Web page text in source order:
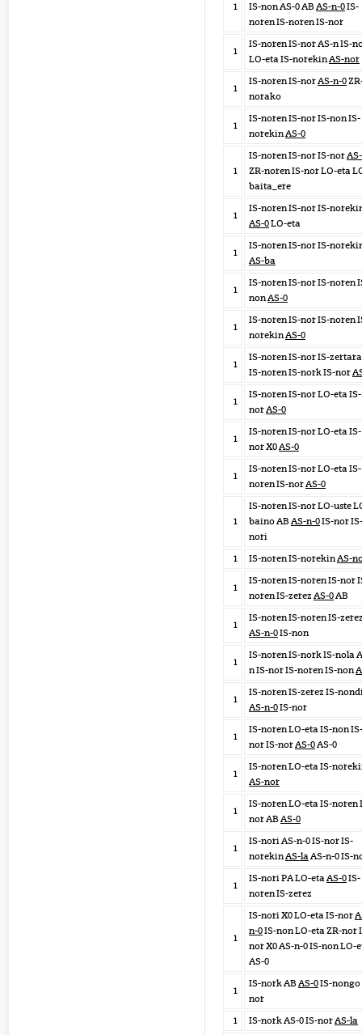
1
IS-non AS-0 AB AS-n-0IS-
noren IS-noren IS-nor
1
IS-noren IS-nor AS-n IS-
LO-eta IS-norekinAS-nor
1
IS-noren IS-norAS-n-0
norako
1
IS-noren IS-nor IS-non IS-
norekinAS-0
1
IS-noren IS-nor IS-nor
ZR-noren IS-nor LO-eta
baita_ere
1
IS-noren IS-nor IS-
AS-0LO-eta
1
IS-noren IS-nor IS-
AS-ba
1
IS-noren IS-nor IS-noren
nonAS-0
1
IS-noren IS-nor IS-noren
norekinAS-0
1
IS-noren IS-nor IS-zertara
IS-noren IS-nork IS-nor
1
IS-noren IS-nor LO-eta IS-
norAS-0
1
IS-noren IS-nor LO-eta IS-
nor X0AS-0
1
IS-noren IS-nor LO-eta IS-
noren IS-norAS-0
1
IS-noren IS-nor LO-uste
baino AB AS-n-0IS-nor IS-
nori
1
IS-noren IS-norekinAS-
1
IS-noren IS-noren IS-nor
noren IS-zerez AS-0AB
1
IS-noren IS-noren IS-
AS-n-0IS-non
1
IS-noren IS-nork IS-nola
n IS-nor IS-noren IS-non
1
IS-noren IS-zerez IS-
AS-n-0IS-nor
1
IS-noren LO-eta IS-non IS-
nor IS-norAS-0AS-0
1
IS-noren LO-eta IS-
AS-nor
1
IS-noren LO-eta IS-noren
nor AB AS-0
1
IS-nori AS-n-0 IS-nor IS-
norekinAS-laAS-n-0 IS-
1
IS-nori PA LO-etaAS-0IS-
noren IS-zerez
1
IS-nori X0 LO-eta IS-nor
n-0IS-non LO-eta ZR-nor
nor X0 AS-n-0 IS-non LO-
AS-0
1
IS-nork AB AS-0IS-nongo
nor
1
IS-nork AS-0 IS-norAS-la